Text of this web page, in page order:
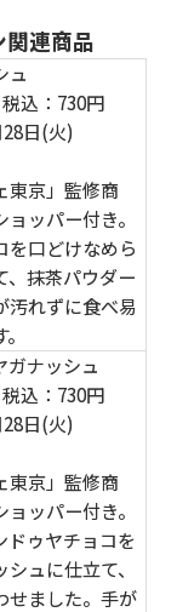
連商品
ュ
込：730円
日(火)
東京」監修商
ッパー付き。
を口どけなめら
、抹茶パウダー
汚れずに食べ易
ガナッシュ
込：730円
日(火)
東京」監修商
ッパー付き。
ドゥヤチョコを
ュに仕立て、
せました。手が